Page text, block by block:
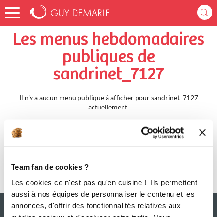
Team fan de cookies ?
Les cookies ce n'est pas qu'en cuisine ! Ils permettent
aussi à nos équipes de personnaliser le contenu et les
annonces, d'offrir des fonctionnalités relatives aux
Accueil sandrinet_7127 Menus Hebdomadaires
Les menus hebdomadaires
publiques de
sandrinet_7127
Il n'y a aucun menu publique à afficher pour sandrinet_7127
actuellement.